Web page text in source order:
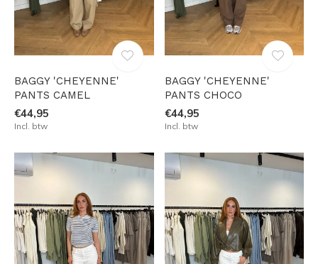
BAGGY 'CHEYENNE'
PANTS CAMEL
€44,95
Incl. btw
BAGGY 'CHEYENNE'
PANTS CHOCO
€44,95
Incl. btw